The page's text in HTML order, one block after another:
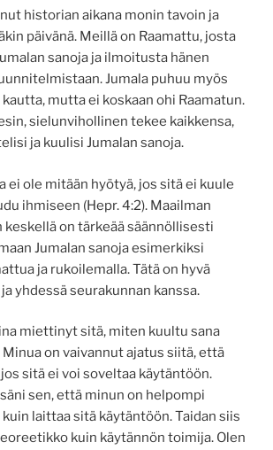
historian aikana monin tavoin ja
päivänä. Meillä on Raamattu, josta
sanoja ja ilmoitusta hänen
Jumala puhuu myös
mutta ei koskaan ohi Raamatun.
sielunvihollinen tekee kaikkensa,
ja kuulisi Jumalan sanoja.
ei ole mitään hyötyä, jos sitä ei kuule
ihmiseen (Hepr. 4:2). Maailman
keskellä on tärkeää säännöllisesti
Jumalan sanoja esimerkiksi
ja rukoilemalla. Tätä on hyvä
yhdessä seurakunnan kanssa.
miettinyt sitä, miten kuultu sana
on vaivannut ajatus siitä, että
sitä ei voi soveltaa käytäntöön.
sen, että minun on helpompi
laittaa sitä käytäntöön. Taidan siis
kuin käytännön toimija. Olen